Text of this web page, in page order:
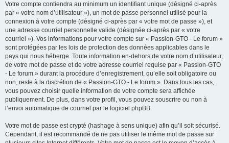
Votre compte contiendra au minimum un identifiant unique (désigné ci-après
par « votre nom d’utilisateur »), un mot de passe personnel utilisé pour la
connexion à votre compte (désigné ci-après par « votre mot de passe »), et
une adresse courriel personnelle valide (désignée ci-après par « votre
courriel »). Vos informations pour votre compte sur « Passion-GTO - Le forum »
sont protégées par les lois de protection des données applicables dans le
pays qui nous héberge. Toute information en-dehors de votre nom d’utilisateur,
de votre mot de passe et de votre adresse courriel requise par « Passion-GTO
- Le forum » durant la procédure d’enregistrement, qu’elle soit obligatoire ou
non, reste à la discrétion de « Passion-GTO - Le forum ». Dans tous les cas,
vous pouvez choisir quelle information de votre compte sera affichée
publiquement. De plus, dans votre profil, vous pouvez souscrire ou non à
l’envoi automatique de courriel par le logiciel phpBB.
Votre mot de passe est crypté (hashage à sens unique) afin qu’il soit sécurisé.
Cependant, il est recommandé de ne pas utiliser le même mot de passe sur